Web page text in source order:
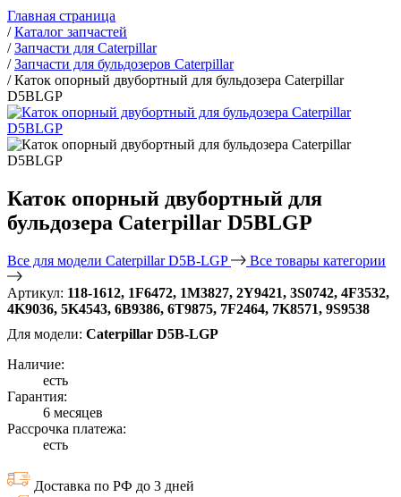
Главная страница
/Каталог запчастей
/Запчасти для Caterpillar
/Запчасти для бульдозеров Caterpillar
/Каток опорный двубортный для бульдозера Caterpillar
D5BLGP
Каток опорный двубортный для
бульдозера Caterpillar D5BLGP
Все для модели Caterpillar D5B-LGP Все товары категории
Артикул: 118-1612, 1F6472, 1M3827, 2Y9421, 3S0742, 4F3532,
4K9036, 5K4543, 6B9386, 6T9875, 7F2464, 7K8571, 9S9538
Для модели: Caterpillar D5B-LGP
Наличие:
есть
Гарантия:
6 месяцев
Рассрочка платежа:
есть
Доставка по РФ до 3 дней